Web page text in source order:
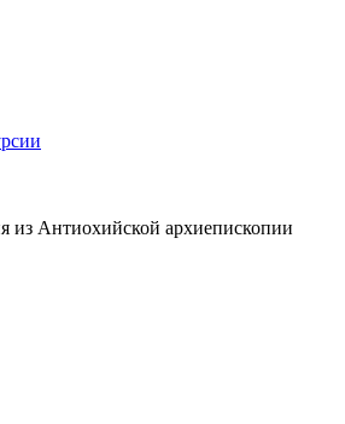
из Антиохийской архиепископии